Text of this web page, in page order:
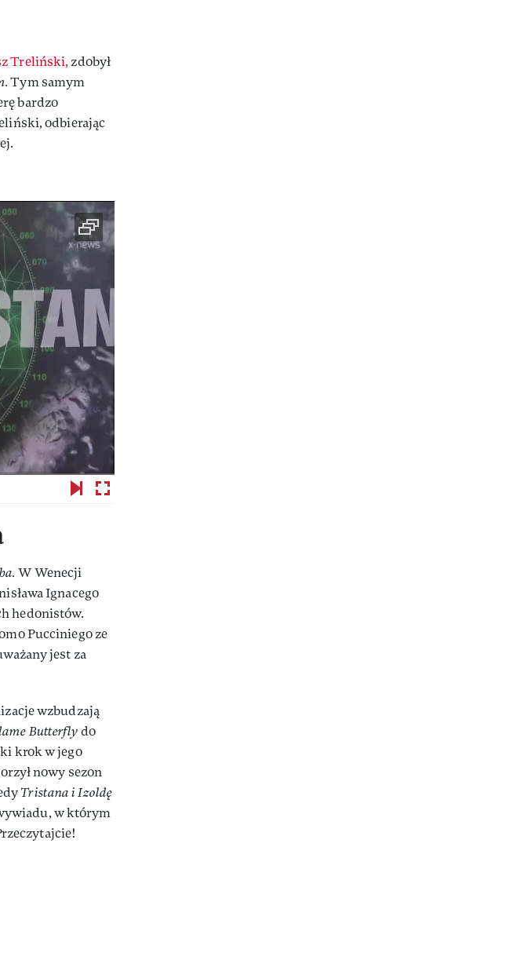
Treliński, zdobył
Tym samym
bardzo
odbierając
W Wenecji
Ignacego
hedonistów.
Pucciniego ze
jest za
wzbudzają
Butterflydo
krok w jego
nowy sezon
Tristana i Izoldę
w którym